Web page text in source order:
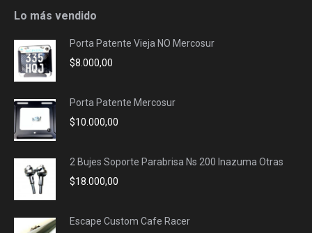
opens
new
window
opens
new
window
opens
new
window
opens
new
window
Lo más vendido
Porta Patente Vieja NO Mercosur
$8.000,00
Porta Patente Mercosur
$10.000,00
2 Bujes Soporte Parabrisa Ns 200 Inazuma Otras
$18.000,00
Escape Custom Cafe Racer